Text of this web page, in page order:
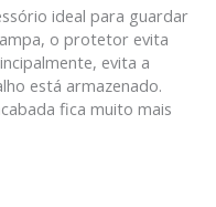
ideal para guardar
o protetor evita
evita a
está armazenado.
fica muito mais